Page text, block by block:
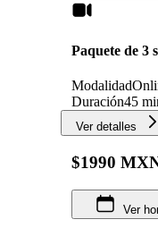
Paquete de 3
Modalidad
Duración45
Ver detalles
$1990
Ver